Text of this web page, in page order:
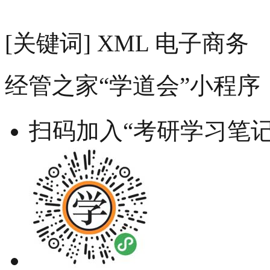
[关键词] XML 电子商务
经管之家“学道会”小程序
扫码加入“考研学习笔